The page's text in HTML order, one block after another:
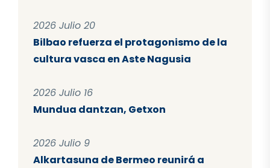
2026 Julio 20
Bilbao refuerza el protagonismo de la
cultura vasca en Aste Nagusia
2026 Julio 16
Mundua dantzan, Getxon
2026 Julio 9
Alkartasuna de Bermeo reunirá a